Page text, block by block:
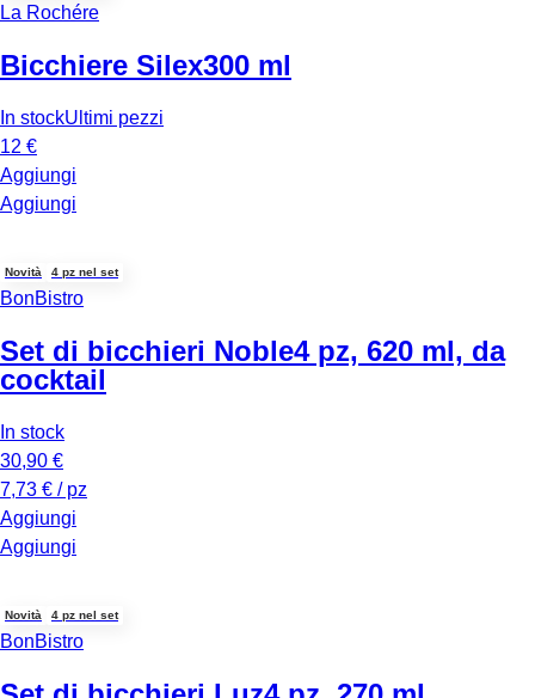
La Rochére
Bicchiere Silex300 ml
In stockUltimi pezzi
12 €
Aggiungi
Aggiungi
Novità 4 pz nel set
BonBistro
Set di bicchieri Noble4 pz, 620 ml, da
cocktail
In stock
30,90 €
7,73 € / pz
Aggiungi
Aggiungi
Novità 4 pz nel set
BonBistro